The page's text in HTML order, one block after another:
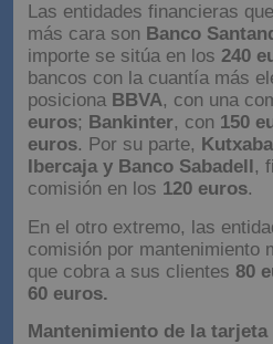
Las entidades financieras
más cara son Banco
importe se sitúa en los 240
bancos con la cuantía más
posiciona BBVA, con una
euros; Bankinter, con 150
euros. Por su parte,
Ibercaja y Banco Sabadell ,
comisión en los 120 euros.
En el otro extremo, las
comisión por mantenimiento
que cobra a sus clientes 80
60 euros.
Mantenimiento de la